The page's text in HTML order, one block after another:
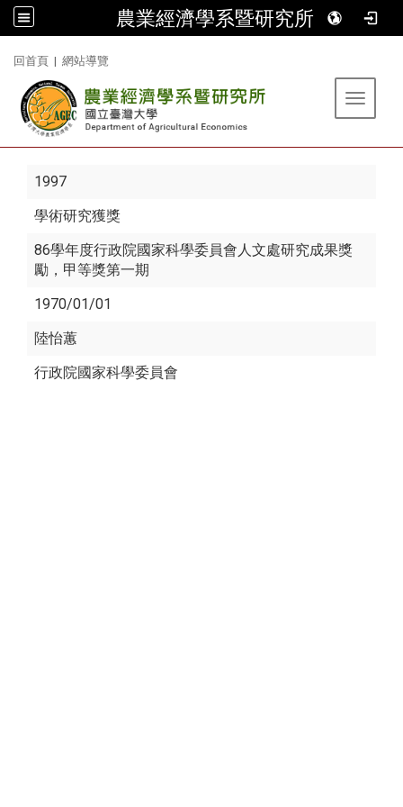
農業經濟學系暨研究所
回首頁 | 網站導覽
Toggle
1997
學術研究獲獎
86學年度行政院國家科學委員會人文處研究成果獎
勵，甲等獎第一期
1970/01/01
陸怡蕙
行政院國家科學委員會